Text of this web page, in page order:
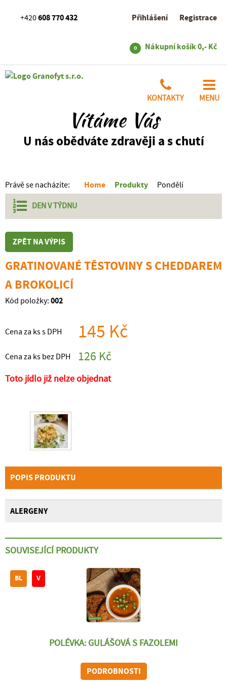
+420608 770 432 Registrace
Přihlášení
Nákupní košík0,- Kč
0
MENU
KONTAKTY
Vítáme Vás
U nás obědváte zdravěji a s chutí
Právě se nacházíte: Home Produkty Pondělí
DEN VTÝDNU
ZPĚT NA VÝPIS
GRATINOVANÉ TĚSTOVINY S CHEDDAREM
A BROKOLICÍ
Kód položky: 002
Cena za ks s DPH 145 Kč
Cena za ks bez DPH 126 Kč
Toto jídlo již nelze objednat
POPIS PRODUKTU
ALERGENY
SOUVISEJÍCÍ PRODUKTY
BL V
POLÉVKA: GULÁŠOVÁ S FAZOLEMI
PODROBNOSTI